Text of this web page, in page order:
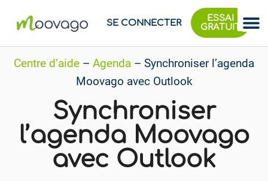
SE CONNECTER
ESSAI
GRATUIT
Centre d’aide – Agenda – Synchroniser l’agenda
Moovago avec Outlook
Synchroniser
l’agenda Moovago
avec Outlook